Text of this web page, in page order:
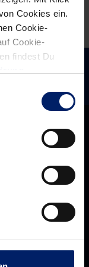
Cookies ein.
Cookie-
Cookie-
findest Du